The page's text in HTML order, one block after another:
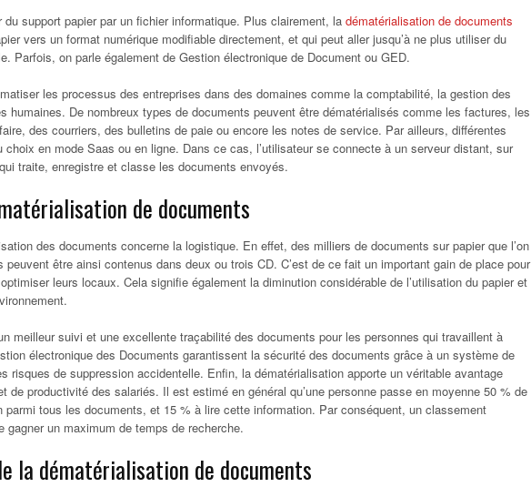
support papier par un fichier informatique. Plus clairement, la dématérialisation de documents
vers un format numérique modifiable directement, et qui peut aller jusqu’à ne plus utiliser du
Parfois, on parle également de Gestion électronique de Document ou GED.
les processus des entreprises dans des domaines comme la comptabilité, la gestion des
humaines. De nombreux types de documents peuvent être dématérialisés comme les factures, les
des courriers, des bulletins de paie ou encore les notes de service. Par ailleurs, différentes
en mode Saas ou en ligne. Dans ce cas, l’utilisateur se connecte à un serveur distant, sur
traite, enregistre et classe les documents envoyés.
de documents
des documents concerne la logistique. En effet, des milliers de documents sur papier que l’on
peuvent être ainsi contenus dans deux ou trois CD. C’est de ce fait un important gain de place pour
leurs locaux. Cela signifie également la diminution considérable de l’utilisation du papier et
meilleur suivi et une excellente traçabilité des documents pour les personnes qui travaillent à
électronique des Documents garantissent la sécurité des documents grâce à un système de
risques de suppression accidentelle. Enfin, la dématérialisation apporte un véritable avantage
de productivité des salariés. Il est estimé en général qu’une personne passe en moyenne 50 % de
parmi tous les documents, et 15 % à lire cette information. Par conséquent, un classement
gagner un maximum de temps de recherche.
la dématérialisation de documents